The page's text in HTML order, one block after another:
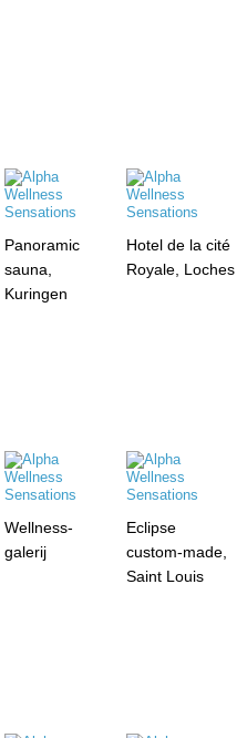
Panoramic
sauna,
Kuringen
Hotel de la cité
Royale, Loches
Wellness-
galerij
Eclipse
custom-made,
Saint Louis